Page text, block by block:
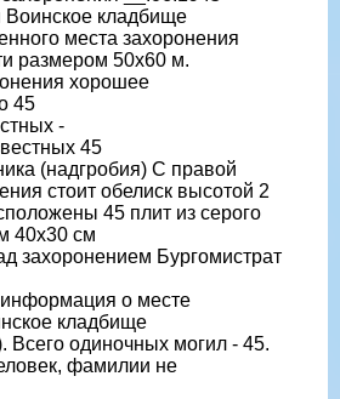
Воинское кладбище
места захоронения
размером 50х60 м.
хорошее
45
-
45
(надгробия) С правой
стоит обелиск высотой 2
45 плит из серого
40х30 см
захоронением Бургомистрат
о месте
кладбище
Всего одиночных могил - 45.
фамилии не